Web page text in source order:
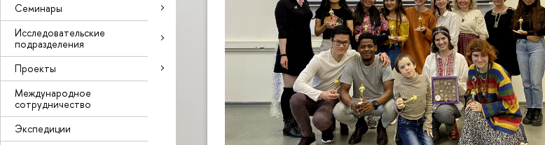
Семинары
Исследовательские
подразделения
Проекты
Международное
сотрудничество
Экспедиции